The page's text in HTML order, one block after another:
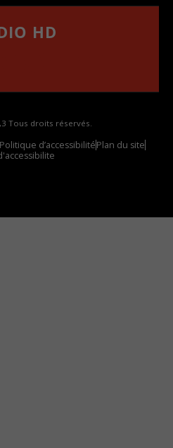
HD
Tous droits réservés.
Politique d’accessibilitéPlan du site